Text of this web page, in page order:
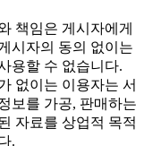
책임은 게시자에게
시자의 동의 없이는
용할 수 없습니다.
없이는 이용자는 서
보를 가공, 판매하는
자료를 상업적 목적
.